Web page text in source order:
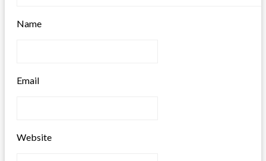
Name
Email
Website